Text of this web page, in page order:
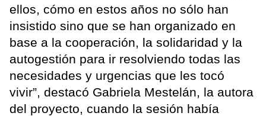
ellos, cómo en estos años no sólo han
insistido sino que se han organizado en
base a la cooperación, la solidaridad y la
autogestión para ir resolviendo todas las
necesidades y urgencias que les tocó
vivir”, destacó Gabriela Mestelán, la autora
del proyecto, cuando la sesión había